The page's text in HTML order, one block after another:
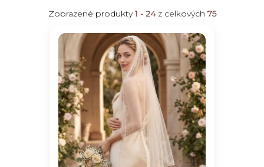
Krátke svadobné závoje
Zobrazené produkty1 - 24z celkových 75